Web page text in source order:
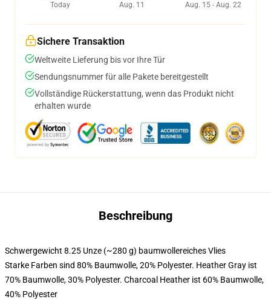
Today
Aug. 11
Aug. 15 - Aug. 22
Sichere Transaktion
Weltweite Lieferung bis vor Ihre Tür
Sendungsnummer für alle Pakete bereitgestellt
Vollständige Rückerstattung, wenn das Produkt nicht
erhalten wurde
Beschreibung
Schwergewicht 8.25 Unze (~280 g) baumwollereiches Vlies
Starke Farben sind 80% Baumwolle, 20% Polyester. Heather Gray ist
70% Baumwolle, 30% Polyester. Charcoal Heather ist 60% Baumwolle,
40% Polyester